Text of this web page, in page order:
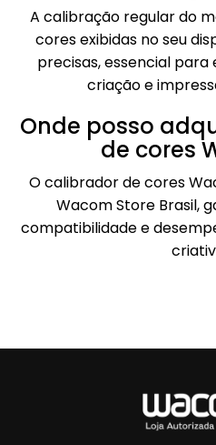
A calibração regular do
cores exibidas no seu
precisas, essencial
criação e
Onde posso
de cores
O calibrador de cores
Wacom Store Brasil,
compatibilidade e